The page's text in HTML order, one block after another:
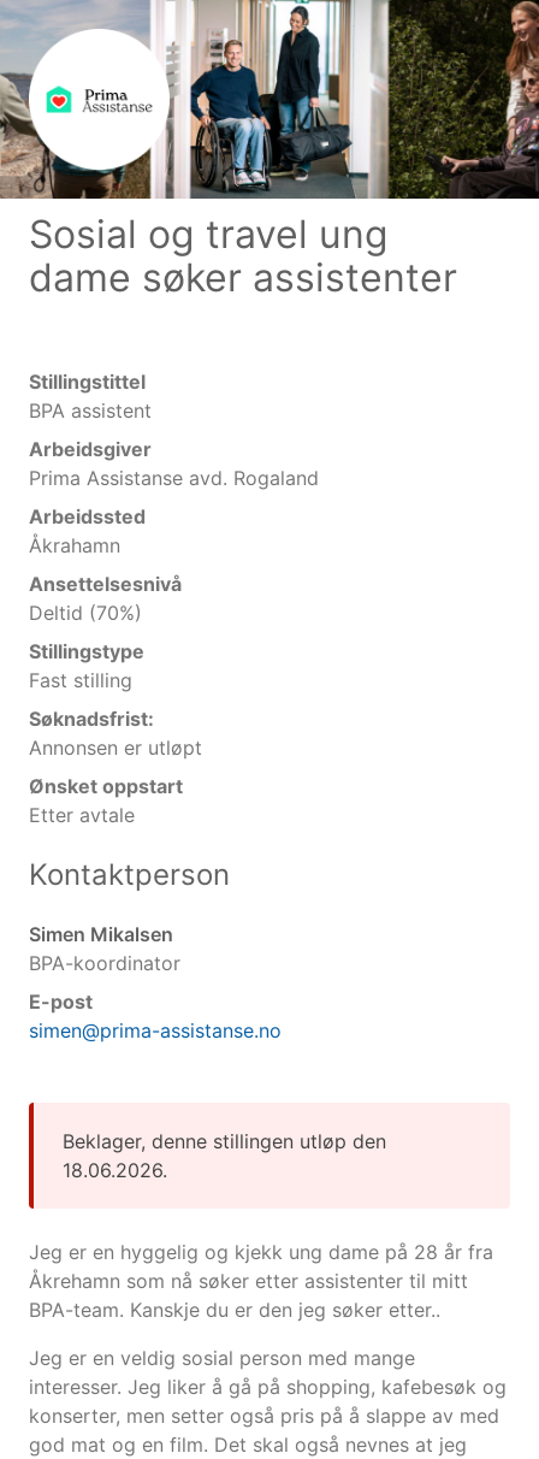
Sosial og travel ung
dame søker assistenter
Stillingstittel
BPA assistent
Arbeidsgiver
Prima Assistanse avd. Rogaland
Arbeidssted
Åkrahamn
Ansettelsesnivå
Deltid (70%)
Stillingstype
Fast stilling
Søknadsfrist:
Annonsen er utløpt
Ønsket oppstart
Etter avtale
Kontaktperson
Simen Mikalsen
BPA-koordinator
E-post
simen@prima-assistanse.no
Beklager, denne stillingen utløp den
18.06.2026.
Jeg er en hyggelig og kjekk ung dame på 28 år fra
Åkrehamn som nå søker etter assistenter til mitt
BPA-team. Kanskje du er den jeg søker etter..
Jeg er en veldig sosial person med mange
interesser. Jeg liker å gå på shopping, kafebesøk og
konserter, men setter også pris på å slappe av med
god mat og en film. Det skal også nevnes at jeg